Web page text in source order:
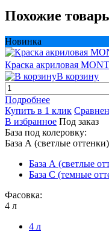
Похожие
Новинка
Краска акриловая
В корзину
Подробнее
Купить в 1 клик
В избранное Под заказ
База под колеровку:
База А (светлые оттенки)
База А (светлые
База С (темные
Фасовка:
4 л
4 л